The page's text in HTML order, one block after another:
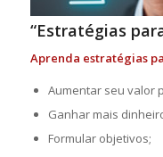
“Estratégias
Aprenda estratégias
Aumentar seu valor
Ganhar mais
Formular objetivos;